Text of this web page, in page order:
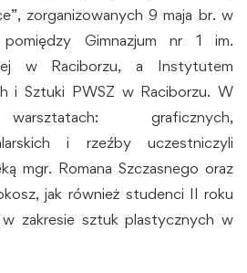
zorganizowanych 9 maja br. w
pomiędzy Gimnazjum nr 1 im.
w Raciborzu, a Instytutem
i Sztuki PWSZ w Raciborzu. W
graficznych,
i rzeźby uczestniczyli
mgr. Romana Szczasnego oraz
jak również studenci II roku
zakresie sztuk plastycznych w